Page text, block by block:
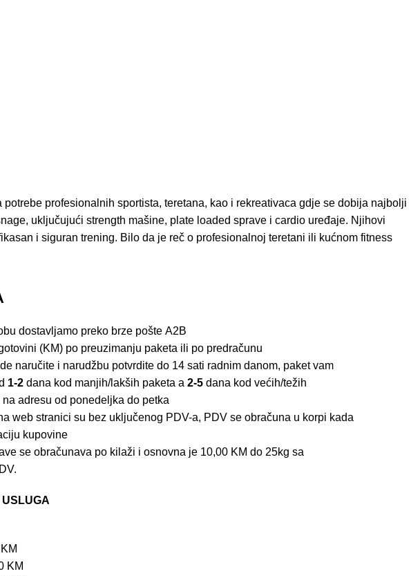
profesionalnih sportista, teretana, kao i rekreativaca gdje se dobija najbolji
uključujući strength mašine, plate loaded sprave i cardio uređaje. Njihovi
i siguran trening. Bilo da je reč o profesionalnoj teretani ili kućnom fitness
dostavljamo preko brze pošte A2B
(KM) po preuzimanju paketa ili po predračunu
naručite i narudžbu potvrdite do 14 sati radnim danom, paket vam
1-2 dana kod manjih/lakših paketa a 2-5 dana kod većih/težih
adresu od ponedeljka do petka
web stranici su bez uključenog PDV-a, PDV se obračuna u korpi kada
kupovine
se obračunava po kilaži i osnovna je 10,00 KM do 25kg sa
KM